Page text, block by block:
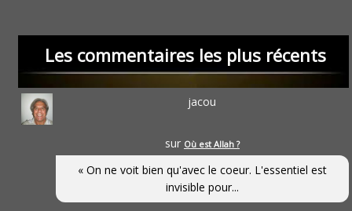
Les commentaires les plus récents
jacou
sur Où est Allah ?
« On ne voit bien qu'avec le coeur. L'essentiel est
invisible pour...